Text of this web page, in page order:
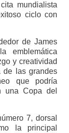
mundialista
ciclo con
de James
emblemática
y creatividad
de las grandes
que podría
una Copa del
7, dorsal
la principal